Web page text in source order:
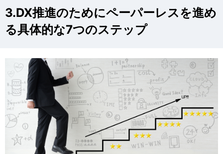
3.DX推進のためにペーパーレスを進め
る具体的な7つのステップ